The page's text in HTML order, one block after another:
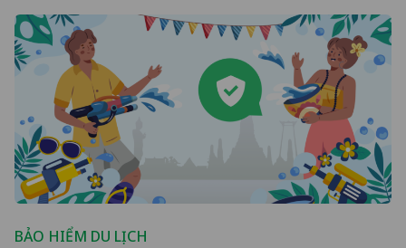
BẢO HIỂM DU LỊCH